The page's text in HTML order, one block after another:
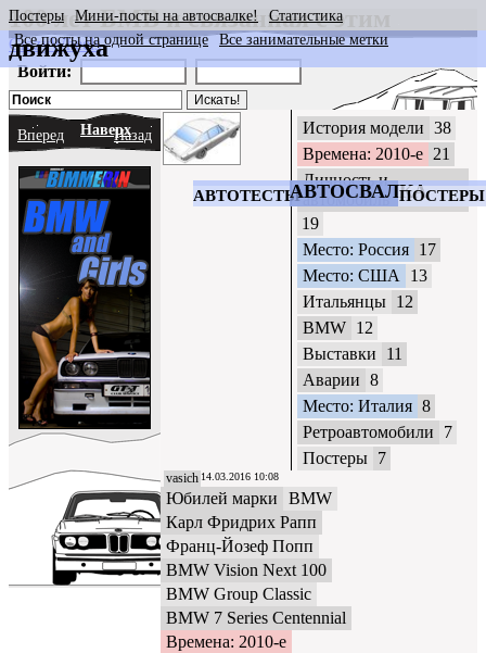
CrazyWheels
АВТОТЕСТЫАВТОСВАЛКАПОСТЕРЫ
Постеры Мини-посты на автосвалке!
Статистика
Все посты на одной странице
Все занимательные метки
Войти:
Вперед НаверхНазад История модели 38
Времена: 2010-е 21
Личность и
автомобиль
19
Место: Россия 17
Место: США
13
Итальянцы 12
BMW 12
Выставки
11
Аварии 8
Место: Италия 8
Ретроавтомобили
7
Постеры 7
vasich 14.03.2016 10:08
Юбилей марки
BMW
Карл Фридрих Рапп
Франц-Йозеф Попп
BMW Vision Next 100
BMW Group Classic
BMW 7 Series Centennial
Времена: 2010-е
100 лет БМВ и связанная с этим
движуха